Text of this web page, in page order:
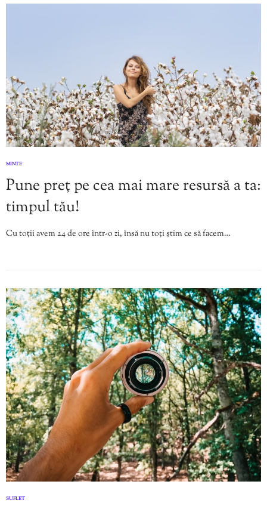
MINTE
Pune preț pe cea mai mare resursă a ta:
timpul tău!
Cu toții avem 24 de ore într-o zi, însă nu toți știm ce să facem…
SUFLET